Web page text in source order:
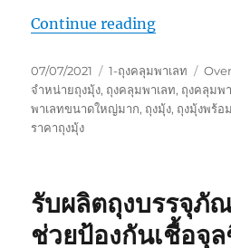
Continue reading“ถุงคลุมพา
Posted
on
07/07/2021 Categories
1-ถุงคลุมพาเลท Tags
จำหน่ายถุงมุ้ง, ถุงคลุมพาเลท, ถุงคลุมพ
พาเลทขนาดใหญ่มาก, ถุงมุ้ง, ถุงมุ้งพร้อ
ราคาถุงมุ้ง
รับผลิตถุงบรรจุภั
ช่วยป้องกันเชื้อจุ